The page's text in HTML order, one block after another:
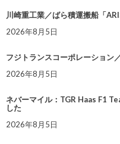
川崎重工業／ばら積運搬船「
2026年8月5日
フジトランスコーポレーション
2026年8月5日
ネバーマイル：TGR Haas F1
した
2026年8月5日